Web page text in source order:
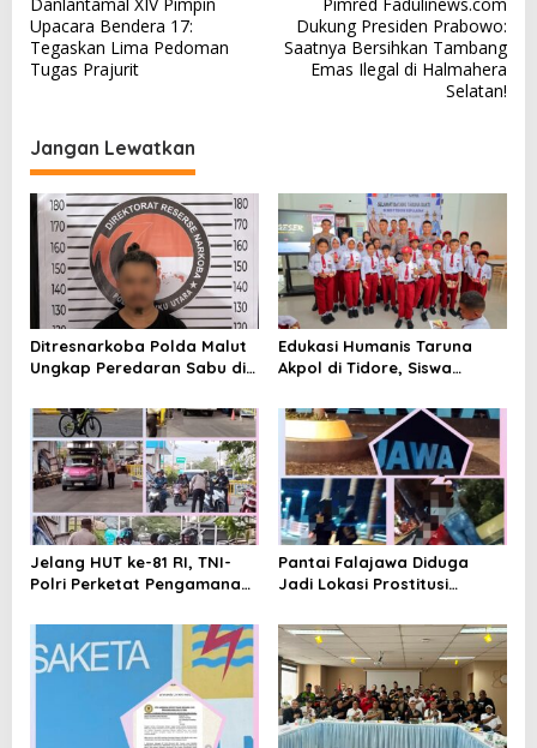
a
v
i
a
s
i
p
o
Upacara Bendera 17:
Tegaskan Lima Pedoman
Tugas Prajurit
Dukung Presiden Prabowo:
Saatnya Bersihkan Tambang
Emas Ilegal di Halmahera
Selatan!
Jangan Lewatkan
Ditresnarkoba Polda Malut
Ungkap Peredaran Sabu di
Pengedar Diamankan
Edukasi Humanis Taruna
Akpol di Tidore, Siswa
Mandiri
Jelang HUT ke-81 RI, TNI-
Polri Perketat Pengamanan
Pemeriksaan Kendaraan
hingga Patroli Rutin
Pantai Falajawa Diduga
Jadi Lokasi Prostitusi
Miras, Warga Desak
Penertiban